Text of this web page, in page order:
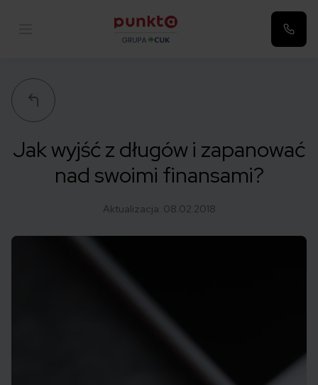
Jak wyjść z długów i zapanować
nad swoimi finansami?
Aktualizacja: 08.02.2018